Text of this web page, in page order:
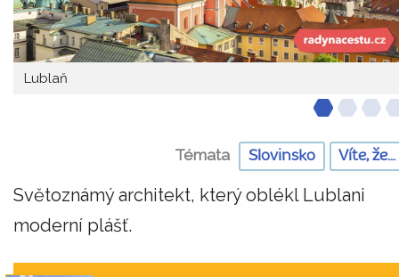
Lublaň
Témata Slovinsko Víte, že...
Světoznámý architekt, který oblékl Lublani
moderní plášť.